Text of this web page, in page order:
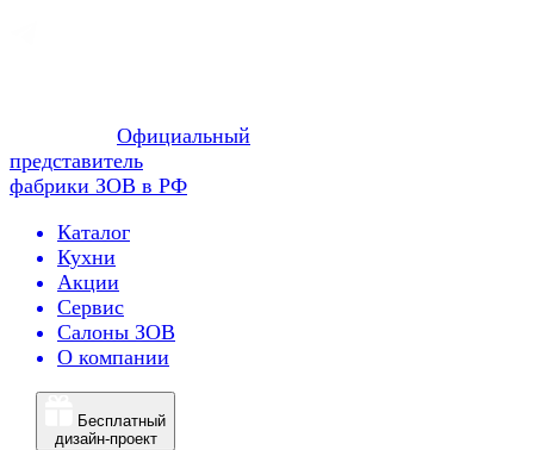
Официальный
представитель
фабрики ЗОВ в РФ
Каталог
Кухни
Акции
Сервис
Салоны ЗОВ
О компании
Бесплатный
дизайн-проект